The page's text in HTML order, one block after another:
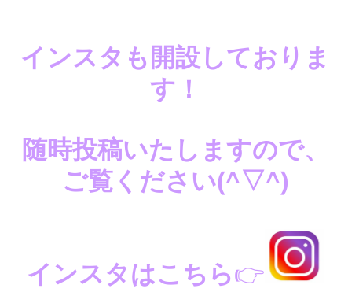
インスタも開設しておりま
す！
随時投稿いたしますので、
ご覧ください(^▽^)
インスタはこちら👉